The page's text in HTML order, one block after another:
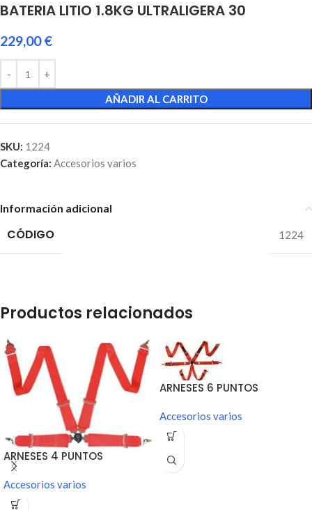
BATERIA LITIO 1.8KG ULTRALIGERA 30
229,00€
AÑADIR AL CARRITO
SKU: 1224
Categoría: Accesorios varios
Información adicional
CÓDIGO 1224
Productos relacionados
ARNESES 4 PUNTOS
HOMOLOGADOS FIA
Accesorios varios
ARNESES 6 PUNTOS
Accesorios varios